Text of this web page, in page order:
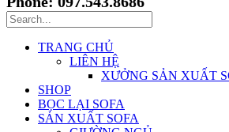
TRANG CHỦ
LIÊN HỆ
XƯỞNG SẢN XUẤT
SHOP
BỌC LẠI SOFA
SẢN XUẤT SOFA